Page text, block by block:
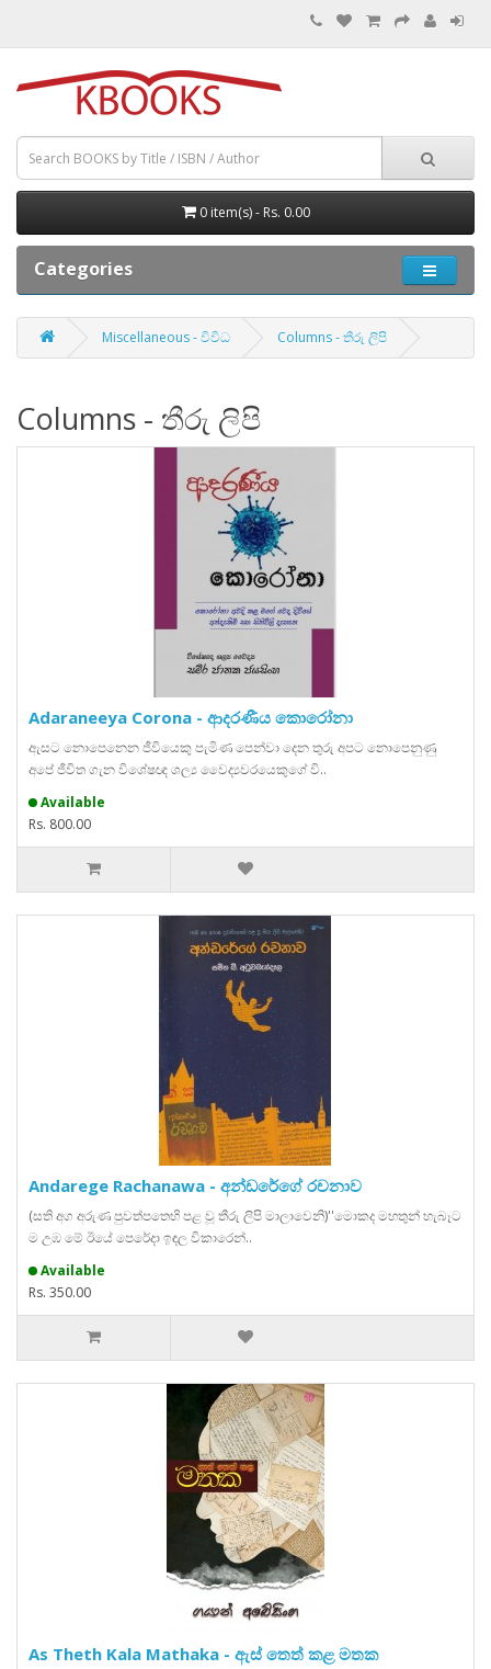
0 item(s) - Rs. 0.00
Categories
Miscellaneous - විවිධ Columns - තීරු ලිපි
Columns - තීරු ලිපි
Adaraneeya Corona - ආදරණීය කොරෝනා
ඇසට නොපෙනෙන ජීවියෙකු පැමිණ පෙන්වා දෙන තුරු අපට නොපෙනුණු
අපේ ජීවිත ගැන විශේෂඥ ශල්‍ය වෛද්‍යවරයෙකුගේ වි..
Available
Rs. 800.00
Andarege Rachanawa - අන්ඩරේගේ රචනාව
(සති අග අරුණ පුවත්පතෙහි පළ වූ තීරු ලිපි මාලාවෙනි)''මොකද මහතුන් හැබෑට
ම උඹ මේ ඊයේ පෙරේදා ඉඳල විකාරෙන්..
Available
Rs. 350.00
As Theth Kala Mathaka - ඇස් තෙත් කළ මතක